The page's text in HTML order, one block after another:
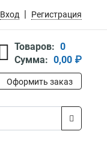
Вход Регистрация
Товаров: 0
Сумма: 0,00 ₽
Оформить заказ